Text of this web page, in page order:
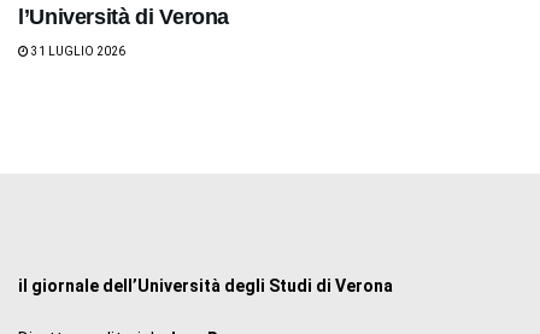
l’Università di Verona
31 LUGLIO 2026
il giornale dell’Università degli Studi di Verona